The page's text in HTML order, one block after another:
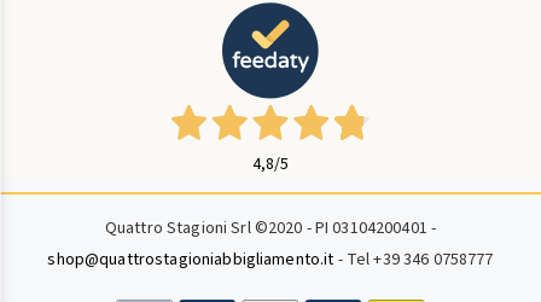
4,8/5
Quattro Stagioni Srl ©2020 - PI 03104200401 -
shop@quattrostagioniabbigliamento.it - Tel +39 346 0758777